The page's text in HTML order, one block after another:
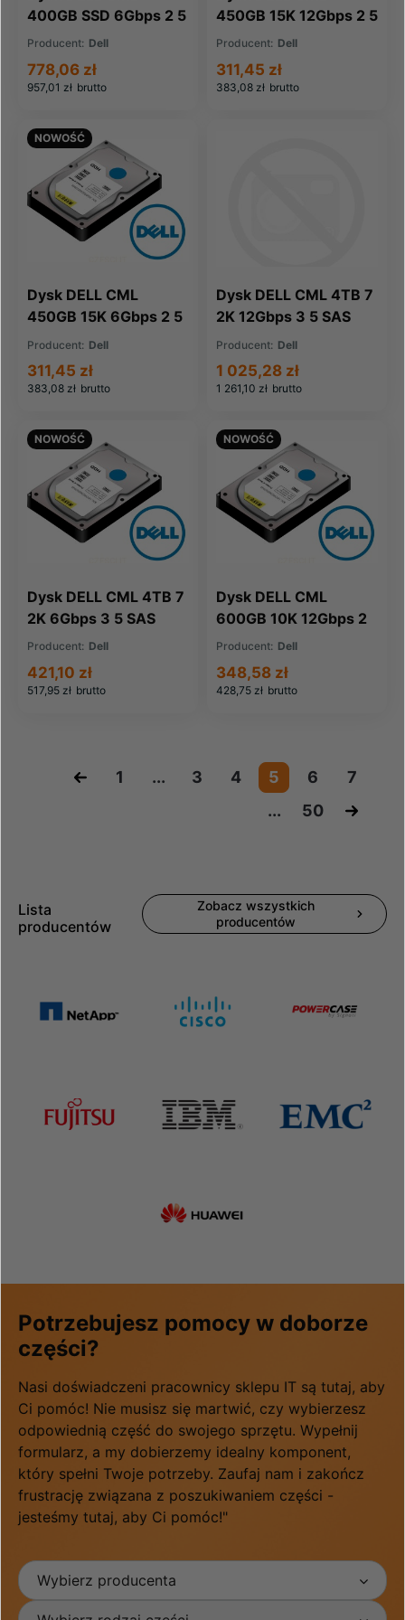
400GB SSD 6Gbps 2 5
SAS WI (0XRC7G-
CML)
Producent: Dell
957,01 zł brutto
778,06 zł
450GB 15K 12Gbps 2 5
SAS (0KC5Y1-CML)
Producent: Dell
383,08 zł brutto
311,45 zł
Dysk DELL CML
450GB 15K 6Gbps 2 5
SAS (03J3K9-CML)
Producent: Dell
383,08 zł brutto
311,45 zł
NOWOŚĆ
Dysk DELL CML 4TB 7
2K 12Gbps 3 5 SAS
(0V9M9K-CML)
Producent: Dell
1 261,10 zł brutto
1 025,28 zł
Dysk DELL CML 4TB 7
2K 6Gbps 3 5 SAS
(0DRMYH-CML)
Producent: Dell
517,95 zł brutto
421,10 zł
NOWOŚĆ
Dysk DELL CML
600GB 10K 12Gbps 2
5 SAS (00FK3C-CML)
Producent: Dell
428,75 zł brutto
348,58 zł
NOWOŚĆ
« 1 ... 3 4 5 6
7
...
50 »
Lista
producentów
Zobacz wszystkich
producentów
Potrzebujesz pomocy w doborze
części?
Nasi doświadczeni pracownicy sklepu IT są tutaj, aby
Ci pomóc! Nie musisz się martwić, czy wybierzesz
odpowiednią część do swojego sprzętu. Wypełnij
formularz, a my dobierzemy idealny komponent,
który spełni Twoje potrzeby. Zaufaj nam i zakończ
frustrację związana z poszukiwaniem części -
jesteśmy tutaj, aby Ci pomóc!"
Wybierz producenta